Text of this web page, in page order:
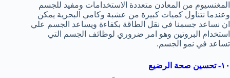
المغنسيوم من المعادن متعددة الاستخدامات ومفيد للجسم
وعندما نتناول كميات كبيرة من عشبة وكامي البحرية يمكن
ان نساعد جسمنا في نقل الطاقة بكفاءة ويساعد الجسم علي
استخدام البروتين وهو امر ضروري لوظائف الجسم التي
تساعد في نمو الجسم.
١٠- تحسين صحة الرضيع